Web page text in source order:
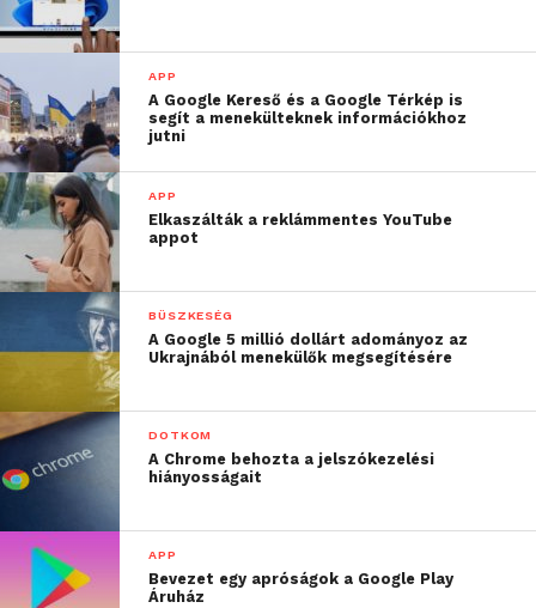
APP
A Google Kereső és a Google Térkép is
segít a menekülteknek információkhoz
jutni
APP
Elkaszálták a reklámmentes YouTube
appot
BÜSZKESÉG
A Google 5 millió dollárt adományoz az
Ukrajnából menekülők megsegítésére
DOTKOM
A Chrome behozta a jelszókezelési
hiányosságait
APP
Bevezet egy apróságok a Google Play
Áruház